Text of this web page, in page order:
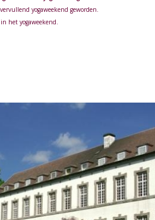
yogaweekend geworden.
het yogaweekend.